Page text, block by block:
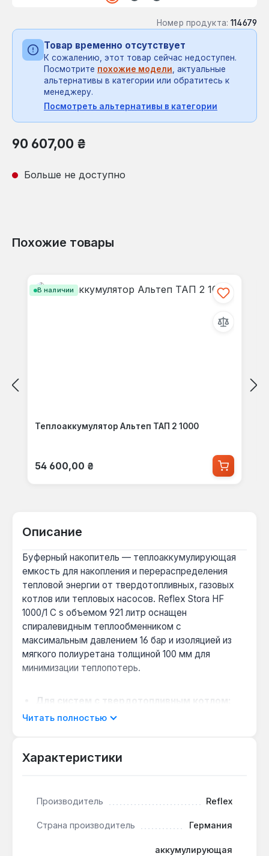
Номер продукта: 114679
Товар временно отсутствует
К сожалению, этот товар сейчас недоступен.
Посмотрите похожие модели, актуальные
альтернативы в категории или обратитесь к
менеджеру.
Посмотреть альтернативы в категории
Обычная цена:
90 607,00 ₴
Больше не доступно
Похожие товары
В наличии
Теплоаккумулятор Альтеп ТАП 2 1000
Обычная цена:
54 600,00 ₴
Описание
Буферный накопитель — теплоаккумулирующая
емкость для накопления и перераспределения
тепловой энергии от твердотопливных, газовых
котлов или тепловых насосов. Reflex Stora HF
1000/1 C s объемом 921 литр оснащен
спиралевидным теплообменником с
максимальным давлением 16 бар и изоляцией из
мягкого полиуретана толщиной 100 мм для
минимизации теплопотерь.
Для систем с твердотопливным котлом:
объем 921 л аккумулирует избыточное тепло
для домов 200-300 м².
позволяет подключать низкотемпературные
сохраняя КПД системы.
Читать полностью
Характеристики
Производитель Reflex
Страна производитель Германия
аккумулирующая